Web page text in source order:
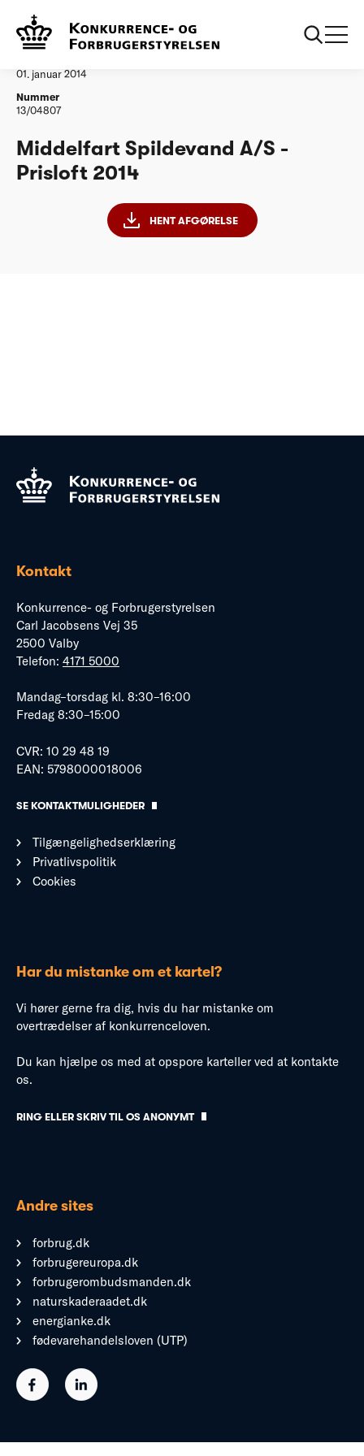
Vandtilsyn
01. januar 2014
Nummer
13/04807
Middelfart Spildevand A/S -
Prisloft 2014
HENT AFGØRELSE
Kontakt
Konkurrence- og Forbrugerstyrelsen
Carl Jacobsens Vej 35
2500 Valby
Telefon: 4171 5000
Mandag–torsdag kl. 8:30–16:00
Fredag 8:30–15:00
CVR: 10 29 48 19
EAN: 5798000018006
SE KONTAKTMULIGHEDER
Tilgængelighedserklæring
Privatlivspolitik
Cookies
Har du mistanke om et kartel?
Vi hører gerne fra dig, hvis du har mistanke om
overtrædelser af konkurrenceloven.
Du kan hjælpe os med at opspore karteller ved at kontakte
os.
RING ELLER SKRIV TIL OS ANONYMT
Andre sites
forbrug.dk
forbrugereuropa.dk
forbrugerombudsmanden.dk
naturskaderaadet.dk
energianke.dk
fødevarehandelsloven (UTP)